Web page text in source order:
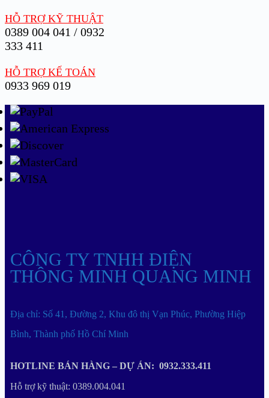
HỖ TRỢ KỸ THUẬT
0389 004 041 / 0932
333 411
HỖ TRỢ KẾ TOÁN
0933 969 019
CÔNG TY TNHH ĐIỆN
THÔNG MINH QUANG MINH
Địa chỉ: Số 41, Đường 2, Khu đô thị Vạn Phúc, Phường Hiệp
Bình, Thành phố Hồ Chí Minh
HOTLINE BÁN HÀNG – DỰ ÁN: 0932.333.411
Hỗ trợ kỹ thuật: 0389.004.041